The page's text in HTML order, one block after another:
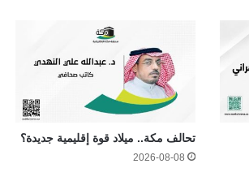
تحالف مكة.. ميلاد قوة إقليمية جديدة؟
2026-08-08